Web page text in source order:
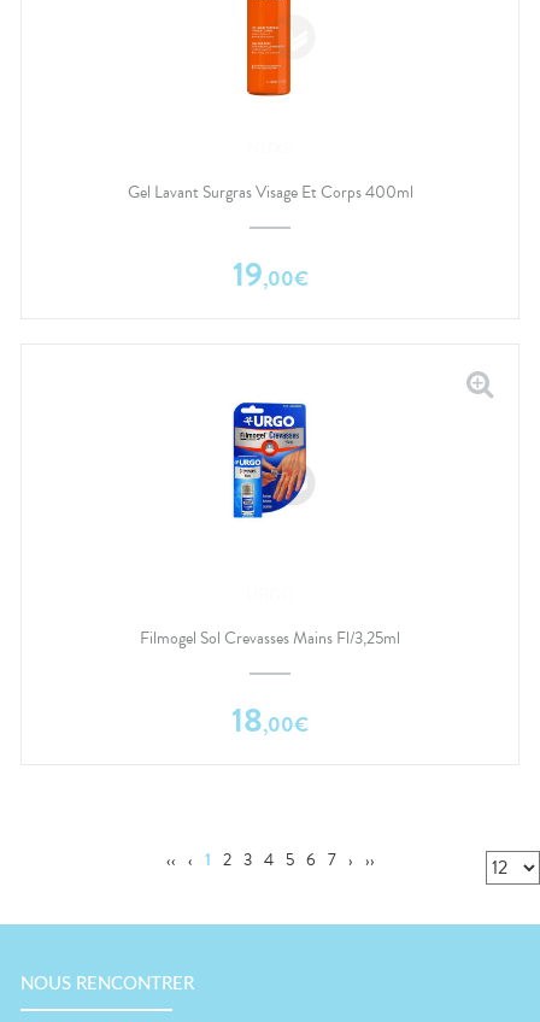
Gel Lavant Surgras Visage Et Corps 400ml
19,00€
Filmogel Sol Crevasses Mains Fl/3,25ml
18,00€
‹‹ ‹ 1 2 3 4 5 6 7 › ››
NOUS RENCONTRER